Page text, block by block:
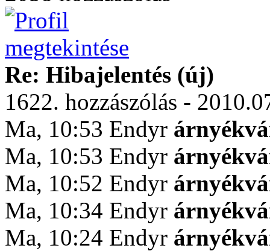
Re: Hibajelentés (új)
1622. hozzászólás -
Ma, 10:53 Endyr
Ma, 10:53 Endyr
Ma, 10:52 Endyr
Ma, 10:34 Endyr
Ma, 10:24 Endyr